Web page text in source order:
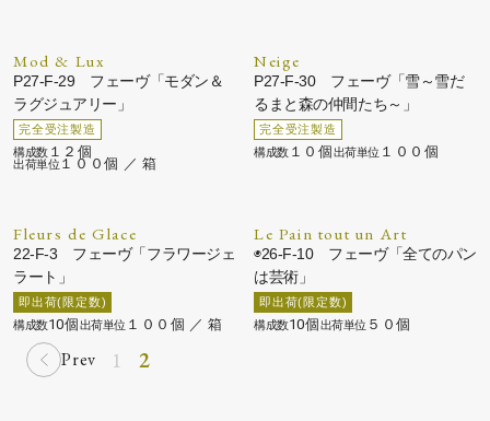
Mod & Lux
P27-F-29 フェーヴ「モダン＆
ラグジュアリー」
１２個
１００個 ／ 箱
Neige
P27-F-30 フェーヴ「雪～雪だ
るまと森の仲間たち～」
１０個 １００個
Fleurs de Glace
22-F-3 フェーヴ「フラワージェ
ラート」
10個 １００個 ／ 箱
Le Pain tout un Art
◉26-F-10 フェーヴ「全てのパン
は芸術」
10個 ５０個
Prev 1 2